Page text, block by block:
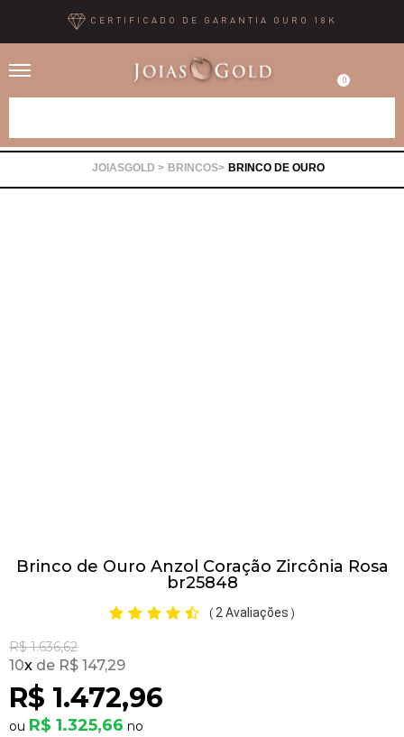
CERTIFICADO DE GARANTIA OURO 18K
0
BRINCOS BRINCO DE OURO
Brinco de Ouro Anzol Coração Zircônia Rosa
br25848
( 2 Avaliações )
R$ 1.636,62
R$ 1.472,96
10x R$ 147,29
R$ 1.325,66
Pedras Preciosas
OFERTAS